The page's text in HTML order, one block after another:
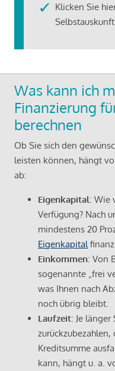
Klicken Sie
Was kann ich
Finanzierung
berechnen
Ob Sie sich den
leisten können, hängt
ab:
Eigenkapital: Wie
Verfügung? Nach
mindestens 20
Eigenkapital
Einkommen: Von
sogenannte „frei
was Ihnen nach
noch übrig bleibt.
Laufzeit: Je
Kreditsumme
kann, hängt u. a.